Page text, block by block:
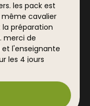
les pack est
même cavalier
préparation
merci de
l'enseignante
les 4 jours
réduction